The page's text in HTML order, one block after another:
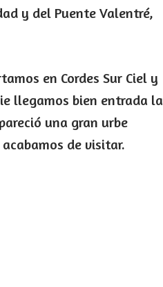
y del Puente Valentré,
en Cordes Sur Ciel y
llegamos bien entrada la
una gran urbe
de visitar.